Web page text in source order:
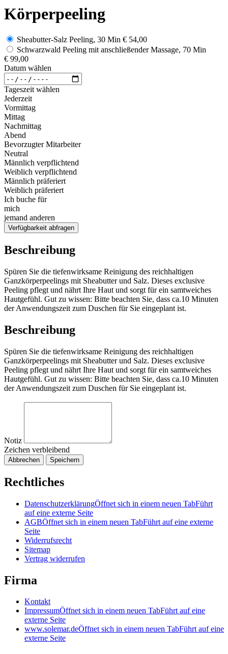
Körperpeeling
Sheabutter-Salz Peeling, 30 Min € 54,00
Schwarzwald Peeling mit anschließender Massage, 70 Min
€ 99,00
Datum wählen
Tageszeit wählen
Jederzeit
Vormittag
Mittag
Nachmittag
Abend
Bevorzugter Mitarbeiter
Neutral
Männlich verpflichtend
Weiblich verpflichtend
Männlich präferiert
Weiblich präferiert
Ich buche für
mich
jemand anderen
Verfügbarkeit abfragen
Beschreibung
Spüren Sie die tiefenwirksame Reinigung des reichhaltigen
Ganzkörperpeelings mit Sheabutter und Salz. Dieses exclusive
Peeling pflegt und nährt Ihre Haut und sorgt für ein samtweiches
Hautgefühl. Gut zu wissen: Bitte beachten Sie, dass ca.10 Minuten
der Anwendungszeit zum Duschen für Sie eingeplant ist.
Beschreibung
Spüren Sie die tiefenwirksame Reinigung des reichhaltigen
Ganzkörperpeelings mit Sheabutter und Salz. Dieses exclusive
Peeling pflegt und nährt Ihre Haut und sorgt für ein samtweiches
Hautgefühl. Gut zu wissen: Bitte beachten Sie, dass ca.10 Minuten
der Anwendungszeit zum Duschen für Sie eingeplant ist.
Notiz
Zeichen verbleibend
Abbrechen Speichern
Rechtliches
DatenschutzerklärungÖffnet sich in einem neuen TabFührt
auf eine externe Seite
AGBÖffnet sich in einem neuen TabFührt auf eine externe
Seite
Widerrufsrecht
Sitemap
Vertrag widerrufen
Firma
Kontakt
ImpressumÖffnet sich in einem neuen TabFührt auf eine
externe Seite
www.solemar.deÖffnet sich in einem neuen TabFührt auf eine
externe Seite